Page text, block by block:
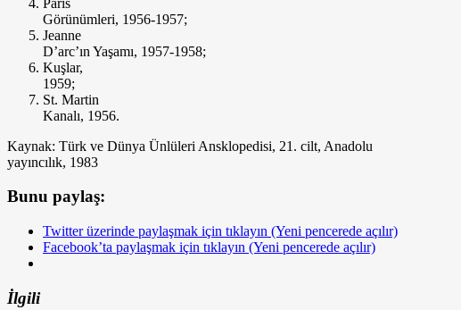
Görünümleri, 1956-1957;
Jeanne
D’arc’ın Yaşamı, 1957-1958;
Kuşlar,
1959;
St. Martin
Kanalı, 1956.
Kaynak: Türk ve Dünya Ünlüleri Ansklopedisi, 21. cilt, Anadolu
yayıncılık, 1983
Bunu paylaş:
Twitter üzerinde paylaşmak için tıklayın (Yeni pencerede açılır)
Facebook’ta paylaşmak için tıklayın (Yeni pencerede açılır)
İlgili